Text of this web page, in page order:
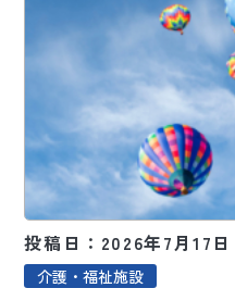
投稿日：2026年7月17日
介護・福祉施設